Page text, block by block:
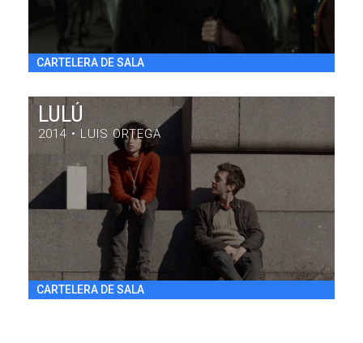
CARTELERA DE SALA
LULÚ
2014 • LUIS ORTEGA
CARTELERA DE SALA
LULÚ
DRAMA / 84' / ARGENTINA / 2014
VIE 31/7 20:30h